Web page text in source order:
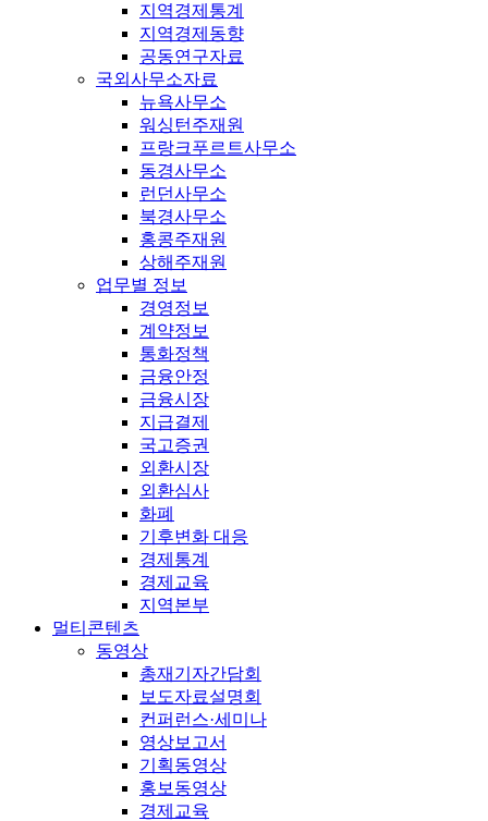
지역경제통계
지역경제동향
공동연구자료
국외사무소자료
뉴욕사무소
워싱턴주재원
프랑크푸르트사무소
동경사무소
런던사무소
북경사무소
홍콩주재원
상해주재원
업무별 정보
경영정보
계약정보
통화정책
금융안정
금융시장
지급결제
국고증권
외환시장
외환심사
화폐
기후변화 대응
경제통계
경제교육
지역본부
멀티콘텐츠
동영상
총재기자간담회
보도자료설명회
컨퍼런스·세미나
영상보고서
기획동영상
홍보동영상
경제교육